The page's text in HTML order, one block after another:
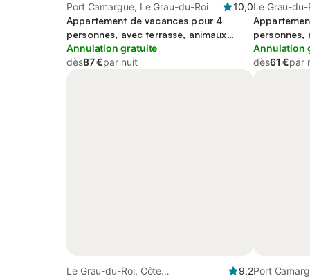
Port Camargue, Le Grau-du-Roi
10,0
Appartement de vacances pour 4
personnes, avec terrasse, animaux
acceptés
Annulation gratuite
dès87 €par nuit
Le Grau-du-
personnes,
Annulation
dès61 €par
Le Grau-du-Roi, Côte
9,2Port